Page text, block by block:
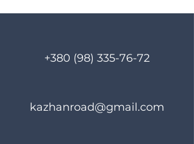
+380 (98) 335-76-72
kazhanroad@gmail.com